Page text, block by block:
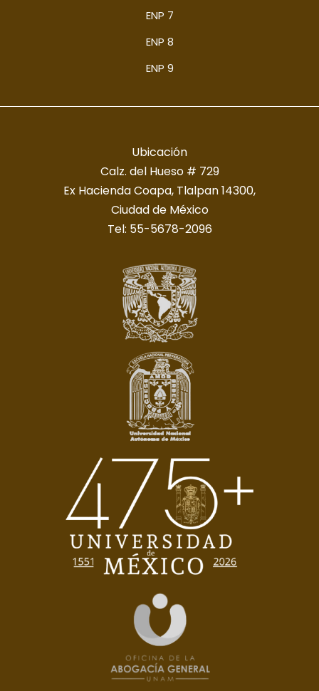
ENP 7
ENP 8
ENP 9
Ubicación
Calz. del Hueso # 729
Ex Hacienda Coapa, Tlalpan 14300,
Ciudad de México
Tel: 55-5678-2096